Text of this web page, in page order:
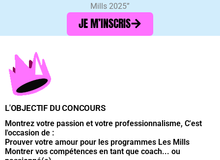
Mills 2025”
JE M’INSCRIS
L'OBJECTIF DU CONCOURS
Montrez votre passion et votre professionnalisme, C'est
l'occasion de :
Prouver votre amour pour les programmes Les Mills
Montrer vos compétences en tant que coach... ou